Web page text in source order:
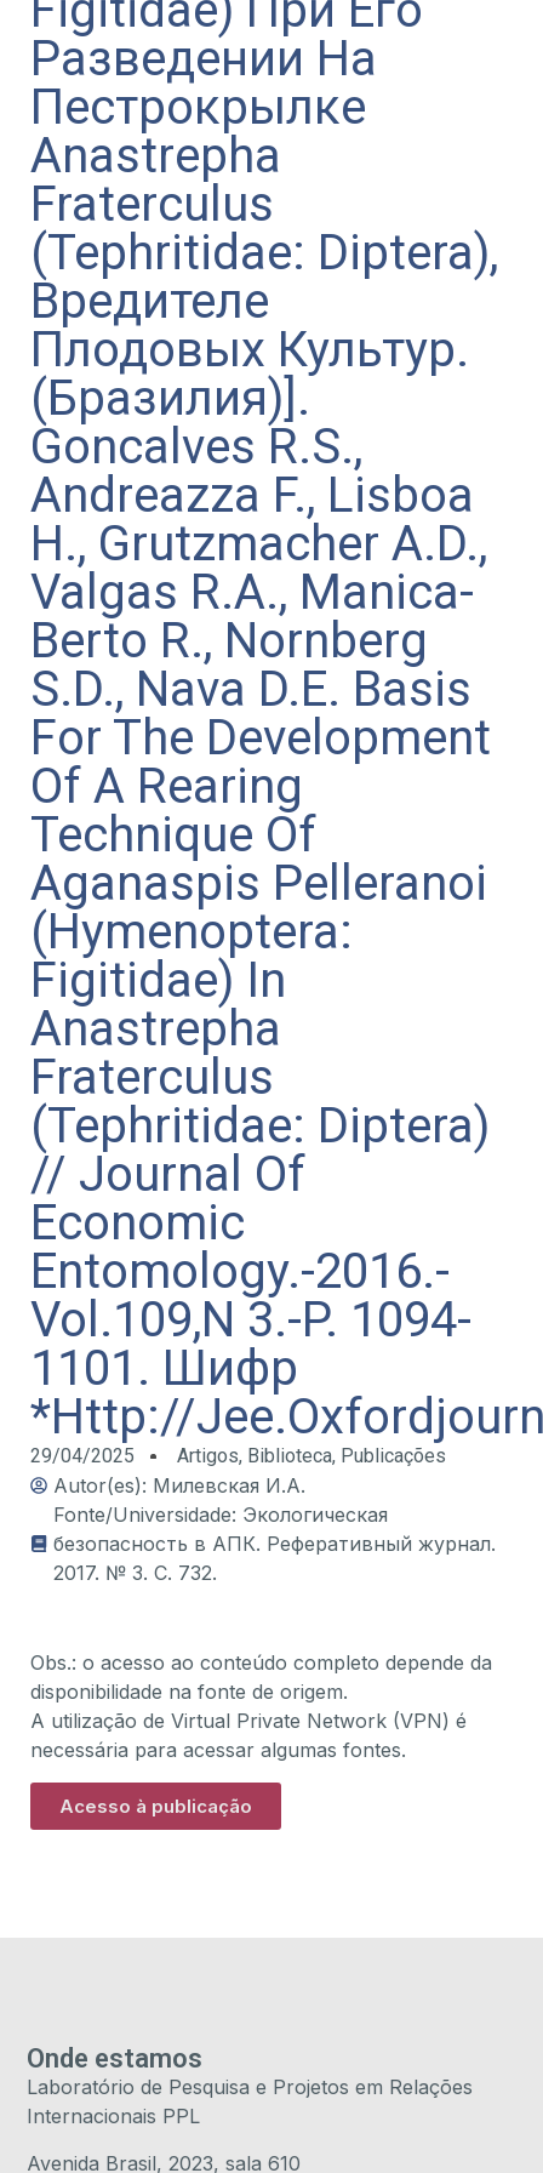
Разведении На
Пестрокрылке
Anastrepha
Fraterculus
(Tephritidae: Diptera),
Вредителе
Плодовых Культур.
(Бразилия)].
Goncalves R.S.,
Andreazza F., Lisboa
H., Grutzmacher A.D.,
Valgas R.A., Manica-
Berto R., Nornberg
S.D., Nava D.E. Basis
For The Development
Of A Rearing
Technique Of
Aganaspis Pelleranoi
(Hymenoptera:
Figitidae) In
Anastrepha
Fraterculus
(Tephritidae: Diptera)
// Journal Of
Economic
Entomology.-2016.-
Vol.109,N 3.-P. 1094-
1101. Шифр
*Http://
29/04/2025 Artigos, Biblioteca, Publicações
Autor(es): Милевская И.А.
Fonte/Universidade: Экологическая
безопасность в АПК. Реферативный журнал.
2017. № 3. С. 732.
Obs.: o acesso ao conteúdo completo depende da
disponibilidade na fonte de origem.
A utilização de Virtual Private Network (VPN) é
necessária para acessar algumas fontes.
Acesso à publicação
Onde estamos
Laboratório de Pesquisa e Projetos em Relações
Internacionais PPL
Avenida Brasil, 2023, sala 610